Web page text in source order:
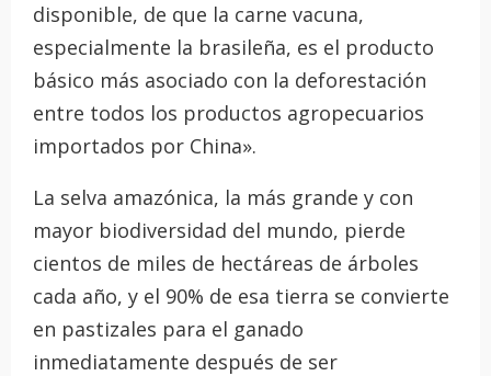
disponible, de que la carne vacuna,
especialmente la brasileña, es el producto
básico más asociado con la deforestación
entre todos los productos agropecuarios
importados por China».
La selva amazónica, la más grande y con
mayor biodiversidad del mundo, pierde
cientos de miles de hectáreas de árboles
cada año, y el 90% de esa tierra se convierte
en pastizales para el ganado
inmediatamente después de ser